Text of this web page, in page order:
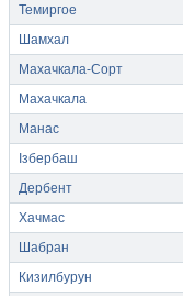
Темиргое
Шамхал
Махачкала-Сорт
Махачкала
Манас
Ізбербаш
Дербент
Хачмас
Шабран
Кизилбурун